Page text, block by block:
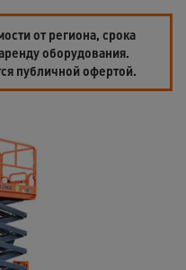
от региона, срока
оборудования.
публичной офертой.